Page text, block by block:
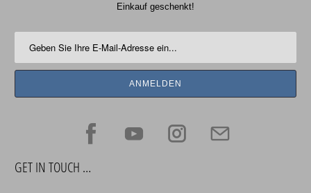
Einkauf geschenkt!
GET IN TOUCH …